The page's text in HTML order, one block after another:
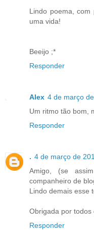
Lindo poema, com
uma vida!
Beeijo ;*
Responder
Alex 4 de março
Um ritmo tão bom,
Responder
. 4 de março de
Amigo, (se
companheiro de
Lindo demais esse
Obrigada por todos
Responder